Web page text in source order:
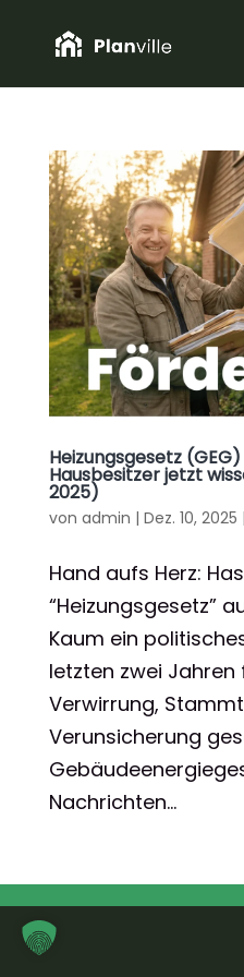
Heizungsgesetz
Hausbesitzer jetzt
2025)
von admin | Dez. 10, 2025 |
Hand aufs Herz:
“Heizungsgesetz”
Kaum ein
letzten zwei Jahren
Verwirrung,
Verunsicherung
Nachrichten...